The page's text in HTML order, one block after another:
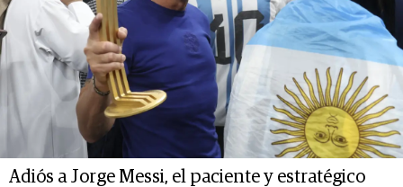
Adiós a Jorge Messi, el paciente y estratégico